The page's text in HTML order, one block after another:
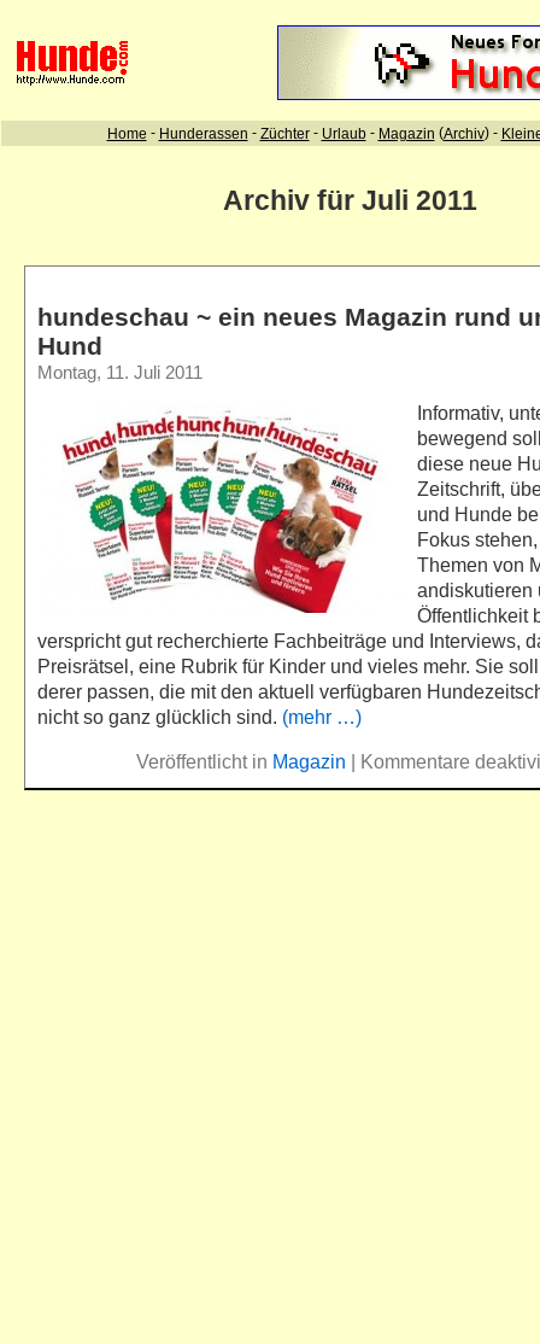
Archiv für Juli 2011
hundeschau ~ ein neues Magazin rund
Hund
Montag, 11. Juli 2011
Informativ,
bewegend
diese neue
Zeitschrift,
und Hunde
Fokus
Themen von
andiskutieren
Öffentlichkeit
verspricht gut recherchierte Fachbeiträge und Interviews,
Preisrätsel, eine Rubrik für Kinder und vieles mehr. Sie
derer passen, die mit den aktuell verfügbaren
nicht so ganz glücklich sind. (mehr …)
Veröffentlicht in Magazin | Kommentare